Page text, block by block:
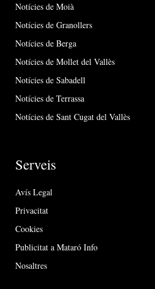
Notícies de Moià
Notícies de Granollers
Notícies de Berga
Notícies de Mollet del Vallès
Notícies de Sabadell
Notícies de Terrassa
Notícies de Sant Cugat del Vallès
Serveis
Avís Legal
Privacitat
Cookies
Publicitat a Mataró Info
Nosaltres